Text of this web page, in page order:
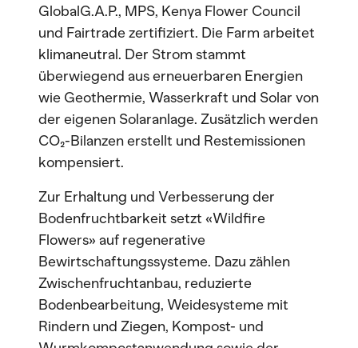
GlobalG.A.P., MPS, Kenya Flower Council
und Fairtrade zertifiziert. Die Farm arbeitet
klimaneutral. Der Strom stammt
überwiegend aus erneuerbaren Energien
wie Geothermie, Wasserkraft und Solar von
der eigenen Solaranlage. Zusätzlich werden
CO₂-Bilanzen erstellt und Restemissionen
kompensiert.
Zur Erhaltung und Verbesserung der
Bodenfruchtbarkeit setzt «Wildfire
Flowers» auf regenerative
Bewirtschaftungssysteme. Dazu zählen
Zwischenfruchtanbau, reduzierte
Bodenbearbeitung, Weidesysteme mit
Rindern und Ziegen, Kompost- und